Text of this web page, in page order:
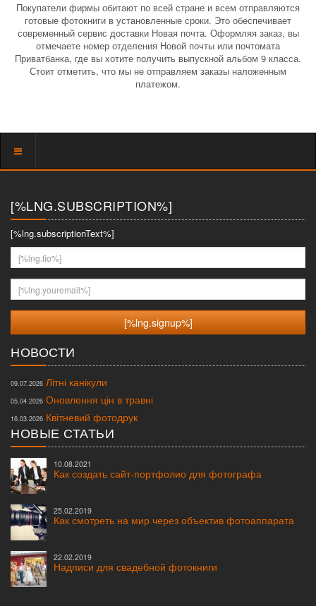
Покупатели фирмы обитают по всей стране и всем отправляются
готовые фотокниги в установленные сроки. Это обеспечивает
современный сервис доставки Новая почта. Оформляя заказ, вы
отмечаете номер отделения Новой почты или почтомата
Приватбанка, где вы хотите получить выпускной альбом 9 класса.
Стоит отметить, что мы не отправляем заказы наложенным
платежом.
Показать
[%LNG.SUBSCRIPTION%]
[%lng.subscriptionText%]
[%lng.fio%]
[%lng.youremail%]
НОВОСТИ
09.07.2026 Літні канікули
05.04.2026 Оновлення цін в травні
16.03.2026 Квітневий фотодрук
НОВЫЕ СТАТЬИ
10.08.2021
Как создать сайт-портфолио для фотографа
25.02.2019
Как смотреть на мир через объектив фотоаппарата
22.02.2019
Надписи для свадебной фотокниги